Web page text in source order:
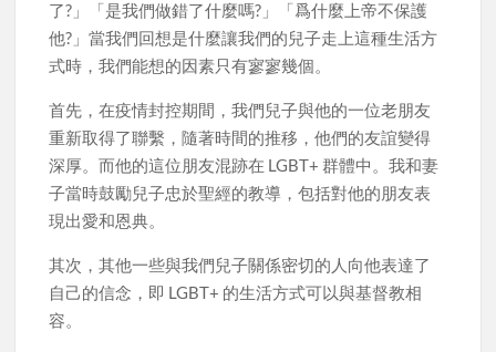
了?」「是我們做錯了什麼嗎?」「爲什麼上帝不保護
他?」當我們回想是什麼讓我們的兒子走上這種生活方
式時，我們能想的因素只有寥寥幾個。
首先，在疫情封控期間，我們兒子與他的一位老朋友
重新取得了聯繫，隨著時間的推移，他們的友誼變得
深厚。而他的這位朋友混跡在 LGBT+ 群體中。我和妻
子當時鼓勵兒子忠於聖經的教導，包括對他的朋友表
現出愛和恩典。
其次，其他一些與我們兒子關係密切的人向他表達了
自己的信念，即 LGBT+ 的生活方式可以與基督教相
容。